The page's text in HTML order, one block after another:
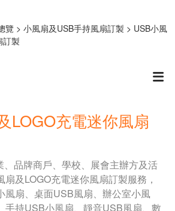
覽 > 小風扇及USB手持風扇訂製 > USB小風
訂製
LOGO充電迷你風扇
、品牌商戶、學校、展會主辦方及活
及LOGO充電迷你風扇訂製服務，
風扇、桌面USB風扇、辦公室小風
手持USB小風扇、靜音USB風扇、數